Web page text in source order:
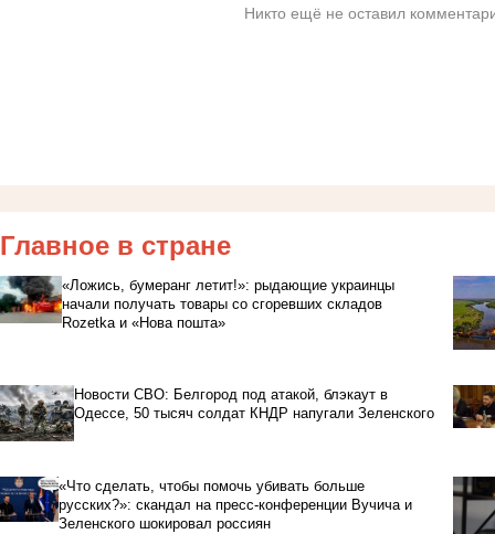
Никто ещё не оставил
Главное в стране
«Ложись, бумеранг летит!»: рыдающие украинцы
начали получать товары со сгоревших складов
Rozetka и «Нова пошта»
Новости СВО: Белгород под атакой, блэкаут в
Одессе, 50 тысяч солдат КНДР напугали Зеленского
«Что сделать, чтобы помочь убивать больше
русских?»: скандал на пресс-конференции Вучича и
Зеленского шокировал россиян